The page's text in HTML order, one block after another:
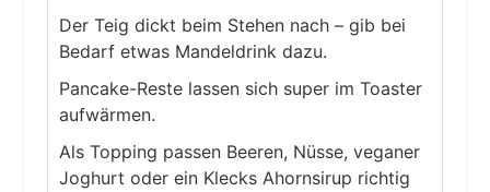
Der Teig dickt beim Stehen nach – gib bei
Bedarf etwas Mandeldrink dazu.
Pancake-Reste lassen sich super im Toaster
aufwärmen.
Als Topping passen Beeren, Nüsse, veganer
Joghurt oder ein Klecks Ahornsirup richtig